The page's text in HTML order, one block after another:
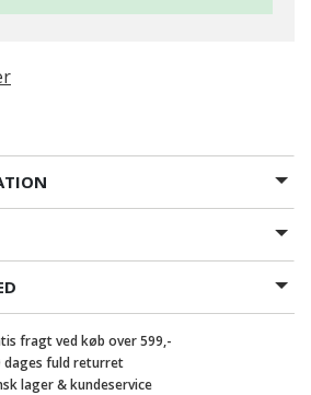
fragt ved køb over 599,-
dages fuld returret
lager & kundeservice